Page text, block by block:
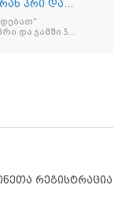
პრი და
რეგისტრაცია